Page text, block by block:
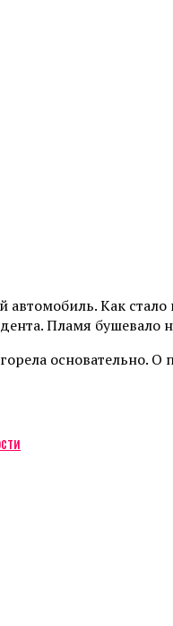
Как
Пламя бушевало
основательно. О